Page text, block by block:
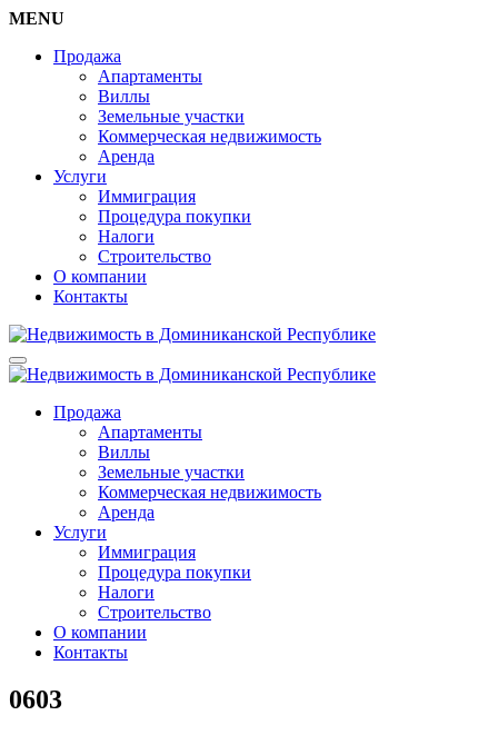
MENU
Продажа
Апартаменты
Виллы
Земельные участки
Коммерческая недвижимость
Аренда
Услуги
Иммиграция
Процедура покупки
Налоги
Строительство
О компании
Контакты
Продажа
Апартаменты
Виллы
Земельные участки
Коммерческая недвижимость
Аренда
Услуги
Иммиграция
Процедура покупки
Налоги
Строительство
О компании
Контакты
0603